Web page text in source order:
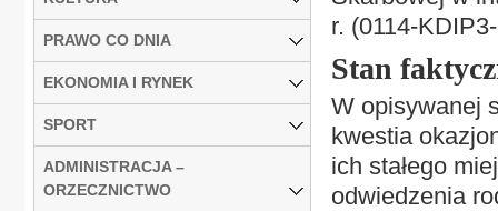
r. (0114-
Stan
W opisywanej
kwestia
ich stałego
odwiedzenia
PRAWO CO DNIA
EKONOMIA I RYNEK
SPORT
ADMINISTRACJA –
ORZECZNICTWO